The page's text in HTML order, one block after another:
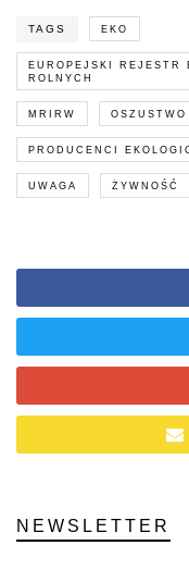
TAGS EKO
EUROPEJSKI REJESTR
ROLNYCH
MRIRW OSZUSTWO
PRODUCENCI
UWAGA ŻYWNOŚĆ
NEWSLETTER